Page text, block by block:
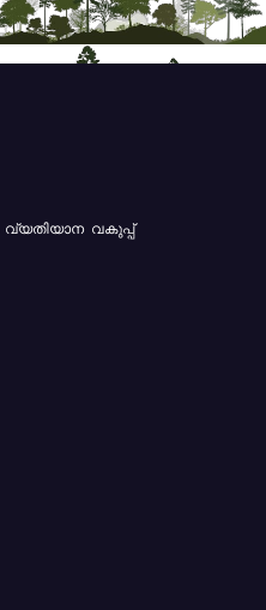
വ്യതിയാന വകുപ്പ്